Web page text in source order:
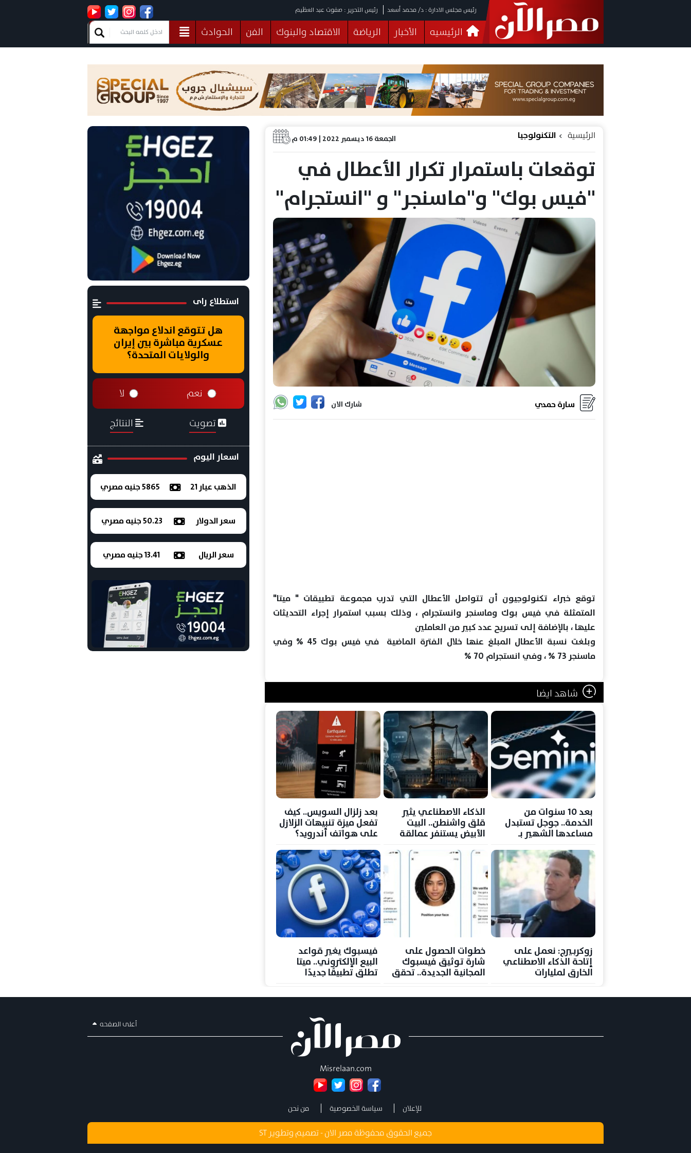
رئيس مجلس الادارة : د/ محمد أسعد رئيس التحرير : صفوت عبد العظيم
الرئيسيه الأخبار الرياضة الاقتصاد والبنوك الفن
الحوادث
فيديوهات
البرلمان صحة الثقافة خدمات منوعات
الجمعة 16 ديسمبر 2022 | 01:49 م الرئيسية التكنولوجيا
توقعات باستمرار تكرار الأعطال في
"فيس بوك" و"ماسنجر" و "انستجرام"
شارك الان سارة حمدي
توقع خبراء تكنولوجيون أن تتواصل الأعطال التي تدرب مجموعة تطبيقات " ميتا"
المتمثلة في فيس بوك وماسنجر وانستجرام ، وذلك بسبب استمرار إجراء التحديثات
عليها ، بالإضافة إلى تسريح عدد كبير من العاملين
وبلغت نسبة الأعطال المبلغ عنها خلال الفترة الماضية في فيس بوك 45 % وفي
ماسنجر 73 % ، وفي انستجرام 70 %
شاهد ايضا
بعد 10 سنوات من
الخدمة.. جوجل تستبدل
مساعدها الشهير بـ
الاصطناعي
الذكاء الاصطناعي يثير
قلق واشنطن.. البيت
الأبيض يستنفر عمالقة
الاختراقات
بعد زلزال السويس.. كيف
تفعل ميزة تنبيهات الزلازل
على هواتف أندرويد؟
زوكربيرج: نعمل على
إتاحة الذكاء الاصطناعي
الخارق لمليارات
خطوات الحصول على
شارة توثيق فيسبوك
المجانية الجديدة.. تحقق
سيلفي في دقائق
فيسبوك يغير قواعد
البيع الإلكتروني.. ميتا
تطلق تطبيقًا جديدًا
شبيهة بتيك توك
استطلاع راى
هل تتوقع اندلاع مواجهة
عسكرية مباشرة بين إيران
والولايات المتحدة؟
نعم لا
تصويت النتائج
اسعار اليوم
الذهب عيار 21 5865 جنيه مصري
سعر الدولار 50.23 جنيه مصري
سعر الريال 13.41 جنيه مصري
أعلى الصفحه
Misrelaan.com
للإعلان سياسة الخصوصية من نحن
جميع الحقوق محفوظة مصر الان - تصميم وتطوير ST